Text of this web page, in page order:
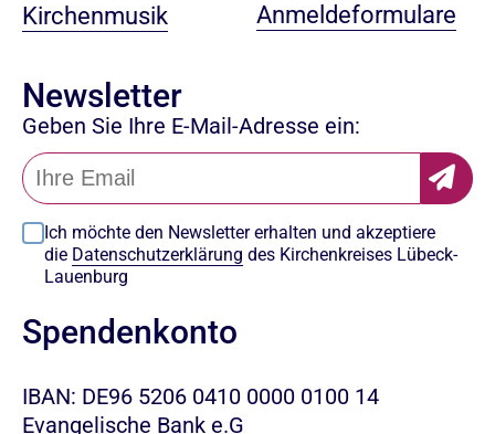
Kirchenmusik
Anmeldeformulare
Newsletter
Geben Sie Ihre E-Mail-Adresse ein:
Ich möchte den Newsletter erhalten und akzeptiere
die Datenschutzerklärung des Kirchenkreises Lübeck-
Lauenburg
Spendenkonto
IBAN: DE96 5206 0410 0000 0100 14
Evangelische Bank e.G